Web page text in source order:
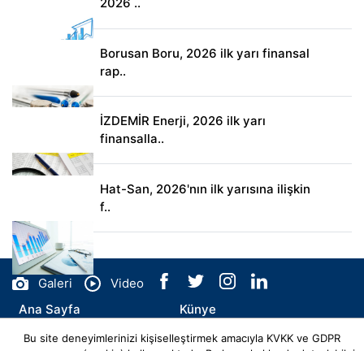
2026 ..
Borusan Boru, 2026 ilk yarı finansal
rap..
İZDEMİR Enerji, 2026 ilk yarı
finansalla..
Hat-San, 2026'nın ilk yarısına ilişkin
f..
Galeri
Video
Ana Sayfa
Künye
İletişim
Bu site deneyimlerinizi kişiselleştirmek amacıyla KVKK ve GDPR